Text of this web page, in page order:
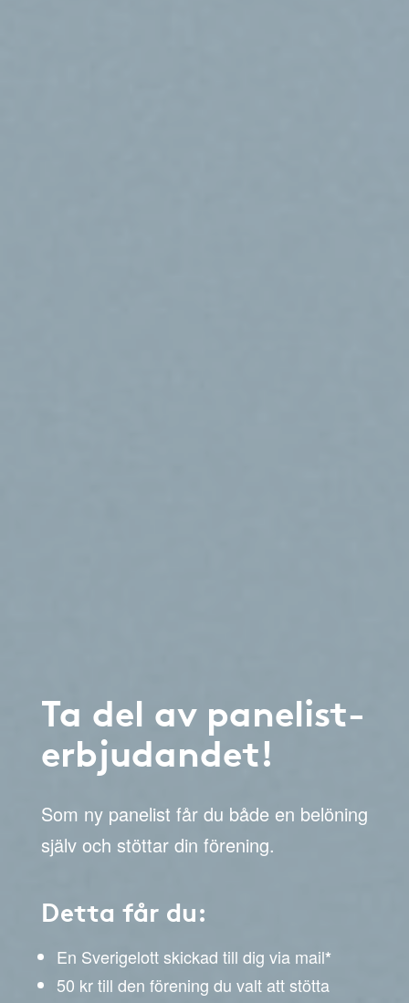
Ta del av panelist-
erbjudandet!
Som ny panelist får du både en belöning
själv och stöttar din förening.
Detta får du:
En Sverigelott skickad till dig via mail*
50 kr till den förening du valt att stötta